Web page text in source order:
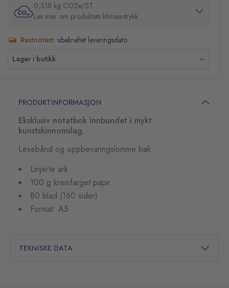
0,318 kg CO2e/ST
Les mer om produktets klimaavtrykk
Restnotert: ubekreftet leveringsdato
Lager i butikk
PRODUKTINFORMASJON
Eksklusiv notatbok innbundet i mykt
kunstskinnomslag.
Lesebånd og oppbevaringslomme bak.
Linjerte ark
100 g kremfarget papir
80 blad (160 sider)
Format: A5
TEKNISKE DATA